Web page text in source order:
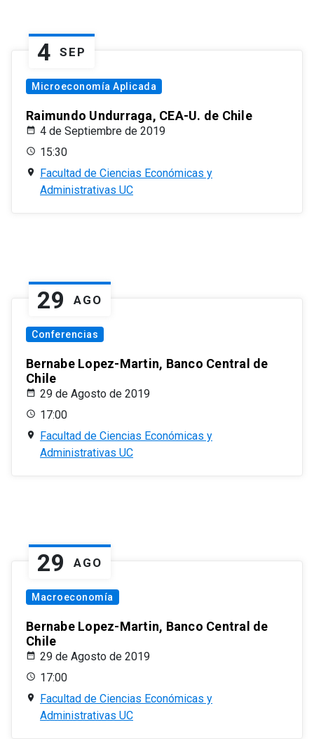
4 SEP
Microeconomía Aplicada
Raimundo Undurraga, CEA-U. de Chile
4 de Septiembre de 2019
15:30
Facultad de Ciencias Económicas y
Administrativas UC
29 AGO
Conferencias
Bernabe Lopez-Martin, Banco Central de
Chile
29 de Agosto de 2019
17:00
Facultad de Ciencias Económicas y
Administrativas UC
29 AGO
Macroeconomía
Bernabe Lopez-Martin, Banco Central de
Chile
29 de Agosto de 2019
17:00
Facultad de Ciencias Económicas y
Administrativas UC